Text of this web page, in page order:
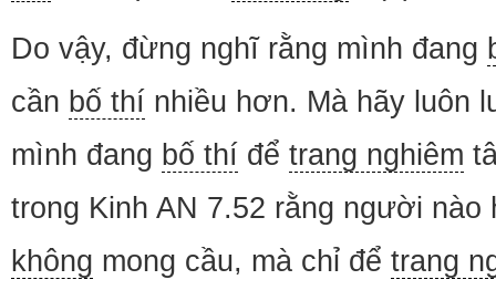
Do vậy, đừng nghĩ rằng mình đang
cần bố thí nhiều hơn. Mà hãy luôn
mình đang bố thí để trang nghiêm
trong Kinh AN 7.52 rằng người nào
không mong cầu, mà chỉ để trang